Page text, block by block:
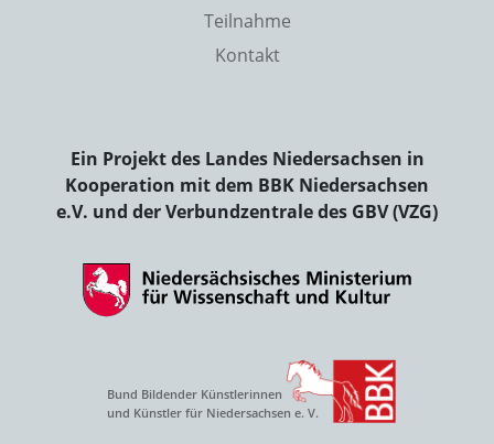
Teilnahme
Kontakt
Ein Projekt des Landes Niedersachsen in
Kooperation mit dem BBK Niedersachsen
e.V. und der Verbundzentrale des GBV (VZG)
Bund Bildender Künstlerinnen
und Künstler für Niedersachsen e. V.